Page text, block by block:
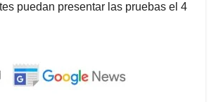
puedan presentar las pruebas el 4